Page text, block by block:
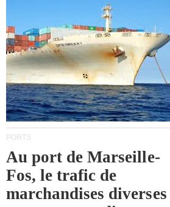
PORTS
Au port de Marseille-
Fos, le trafic de
marchandises diverses